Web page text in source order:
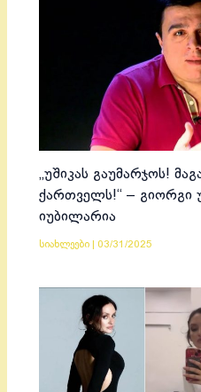
„უშიკას გაუმარჯოს!
ქართველს!“ – გიორგი
იუბილარია
სიახლეები 03/31/2025